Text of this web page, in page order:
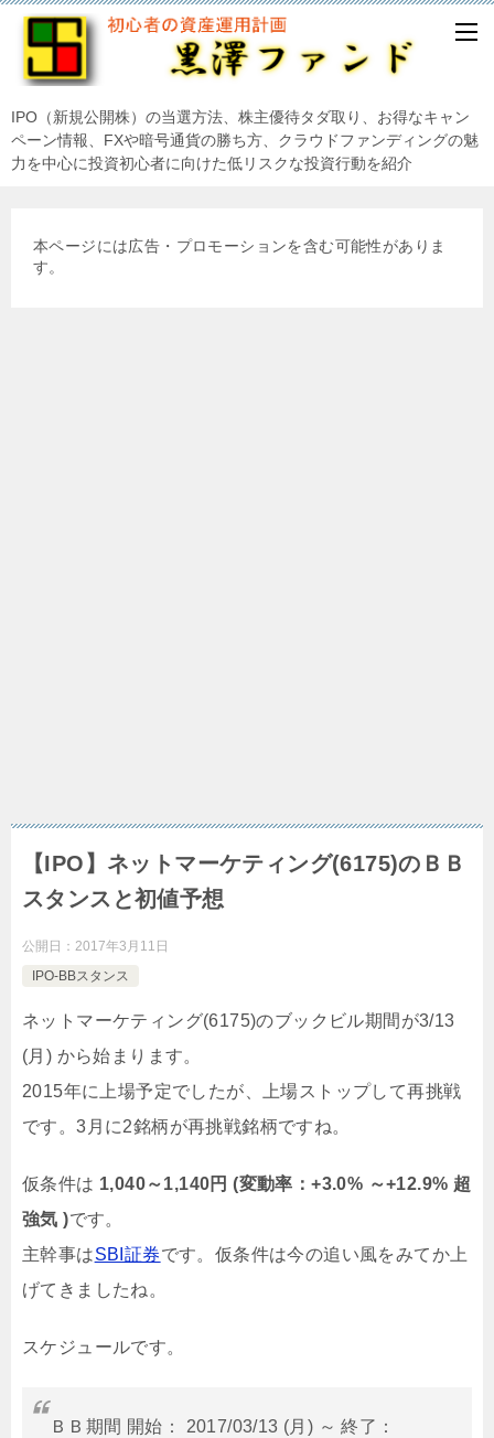
IPO（新規公開株）の当選方法、株主優待タダ取り、お得なキャン
ペーン情報、FXや暗号通貨の勝ち方、クラウドファンディングの魅
力を中心に投資初心者に向けた低リスクな投資行動を紹介
本ページには広告・プロモーションを含む可能性がありま
す。
【IPO】ネットマーケティング(6175)のＢＢ
スタンスと初値予想
公開日： 2017年3月11日
IPO-BBスタンス
ネットマーケティング(6175)のブックビル期間が3/13
(月) から始まります。
2015年に上場予定でしたが、上場ストップして再挑戦
です。3月に2銘柄が再挑戦銘柄ですね。
仮条件は 1,040～1,140円 (変動率：+3.0% ～+12.9% 超
強気 )です。
主幹事はSBI証券です。仮条件は今の追い風をみてか上
げてきましたね。
スケジュールです。
ＢＢ期間 開始： 2017/03/13 (月) ～ 終了：